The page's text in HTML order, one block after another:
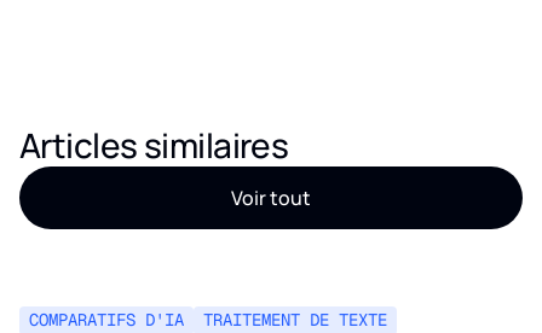
Articles similaires
Voir tout
COMPARATIFS D'IA TRAITEMENT DE TEXTE